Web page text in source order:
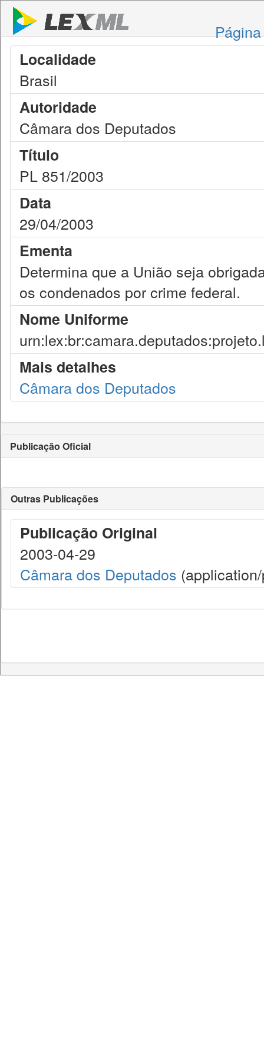
Localidade
Brasil
Autoridade
Câmara dos Deputados
Título
PL 851/2003
Data
29/04/2003
Ementa
Determina que a União seja
os condenados por crime federal.
Nome Uniforme
Mais detalhes
Câmara dos Deputados
Publicação Oficial
Outras Publicações
Publicação Original
2003-04-29
Câmara dos Deputados